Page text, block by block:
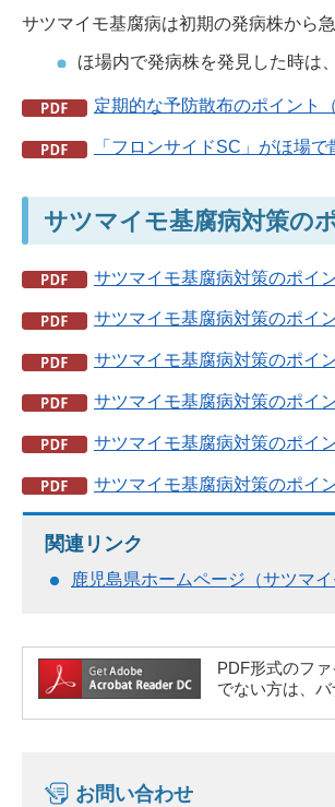
サツマイモ基腐病は初期の発病株から
ほ場内で発病株を発見した時は
定期的な予防散布のポイント
「フロンサイドSC」がほ場
サツマイモ基腐病対策の
サツマイモ基腐病対策のポイ
サツマイモ基腐病対策のポイ
サツマイモ基腐病対策のポイ
サツマイモ基腐病対策のポイ
サツマイモ基腐病対策のポイ
サツマイモ基腐病対策のポイ
関連リンク
鹿児島県ホームページ（サツマ
PDF形式のフ
でない方は、
お問い合わせ